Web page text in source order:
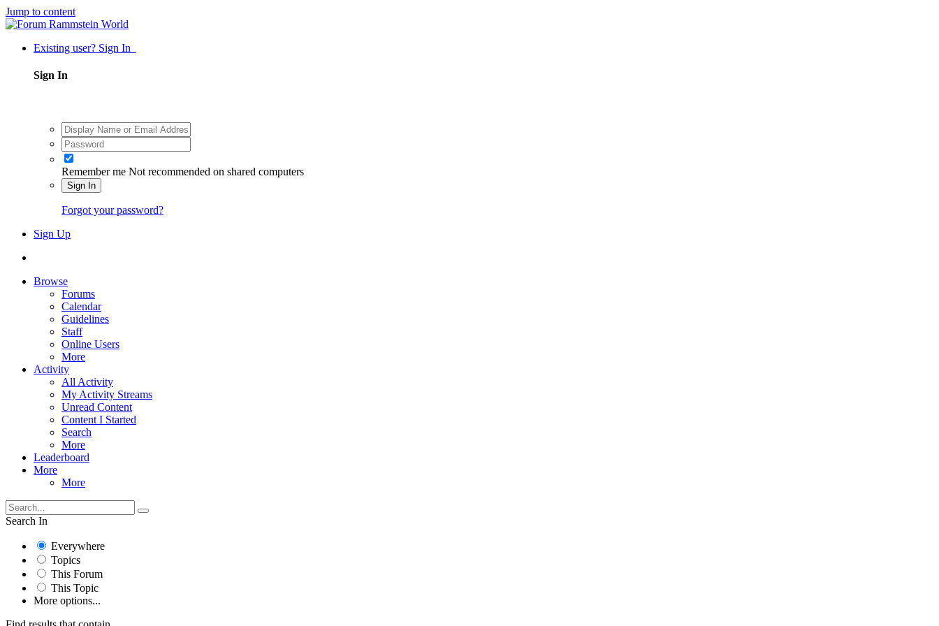
Jump to content
Existing user? Sign In
Sign In
Remember me Not recommended on shared computers
Sign In
Forgot your password?
Sign Up
Browse
Forums
Calendar
Guidelines
Staff
Online Users
More
Activity
All Activity
My Activity Streams
Unread Content
Content I Started
Search
More
Leaderboard
More
More
Search In
Everywhere
Topics
This Forum
This Topic
More options...